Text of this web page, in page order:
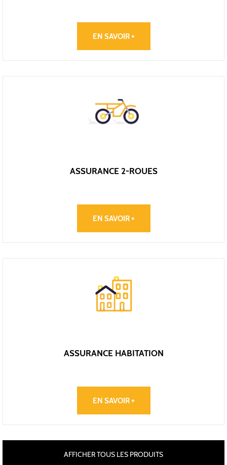
EN SAVOIR +
ASSURANCE 2-ROUES
EN SAVOIR +
ASSURANCE HABITATION
EN SAVOIR +
AFFICHER TOUS LES PRODUITS